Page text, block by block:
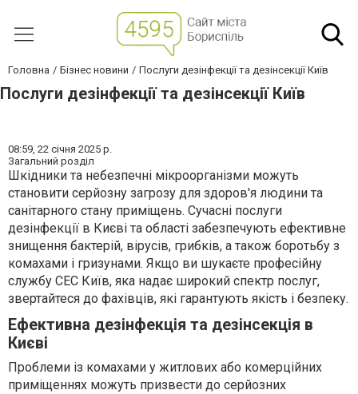
Головна Бізнес новини Послуги дезінфекції та дезінсекції Київ
Послуги дезінфекції та дезінсекції Київ
08:59, 22 січня 2025 р.
Загальний розділ
Шкідники та небезпечні мікроорганізми можуть
становити серйозну загрозу для здоров'я людини та
санітарного стану приміщень. Сучасні послуги
дезінфекції в Києві та області забезпечують ефективне
знищення бактерій, вірусів, грибків, а також боротьбу з
комахами і гризунами. Якщо ви шукаєте професійну
службу СЕС Київ, яка надає широкий спектр послуг,
звертайтеся до фахівців, які гарантують якість і безпеку.
Ефективна дезінфекція та дезінсекція в
Києві
Проблеми із комахами у житлових або комерційних
приміщеннях можуть призвести до серйозних